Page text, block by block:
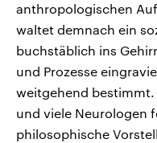
anthropologischen
waltet demnach ein
buchstäblich ins
und Prozesse
weitgehend bestimmt.
und viele Neurologen
philosophische